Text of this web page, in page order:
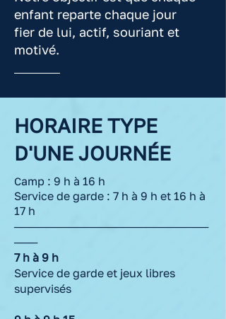
enfant reparte chaque jour
fier de lui, actif, souriant et
motivé.
HORAIRE TYPE
D'UNE JOURNÉE
Camp : 9 h à 16 h
Service de garde : 7 h à 9 h et 16 h à
17 h
─────────────────────────
───
7 h à 9 h
Service de garde et jeux libres
supervisés